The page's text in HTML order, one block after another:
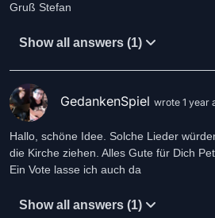
Gruß Stefan
Show all answers (1)
GedankenSpiel wrote 1 year
Hallo, schöne Idee. Solche Lieder
die Kirche ziehen. Alles Gute für Dich
Ein Vote lasse ich auch da
Show all answers (1)